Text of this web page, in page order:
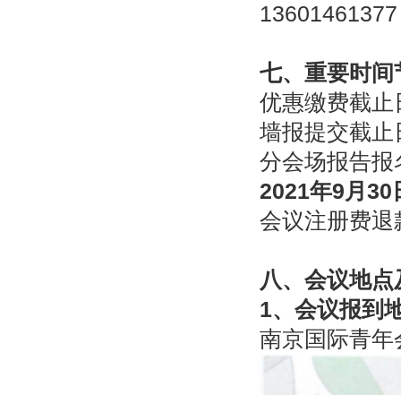
13601461377
七、重要时间
优惠缴费截止
墙报提交截止
分会场报告
2021年9月 30
会议注册费
八、会议地点
1、会议报到
南京国际青